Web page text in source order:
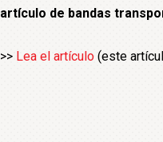
artículo de bandas
>> Lea el artículo (este